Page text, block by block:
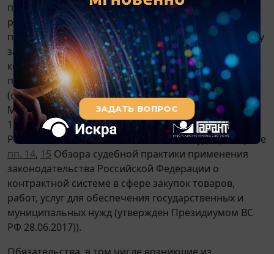
послужившие основанием для принятия указанного
решения, следует однозначный вывод о том, что
право на отказ от исполнения контракта возникает у
заказчика именно и только вследствие нарушения
контрагентом своих обязательств по контракту. Эту
позицию разделяют и государственные органы
(смотрите, например, совместноеписьмо
Минэкономразвития России и ФАС России от
18.02.2016 NN 324-ЕЕ/Д28и, АЦ/9777/16,письмо
России от 12.03.2019 N ИА/18794/19) и суды (смотрите
пп. 14, 15 Обзора судебной практики применения
законодательства Российской Федерации о
контрактной системе в сфере закупок товаров,
работ, услуг для обеспечения государственных и
муниципальных нужд (утвержден Президиумом ВС
РФ 28.06.2017)).